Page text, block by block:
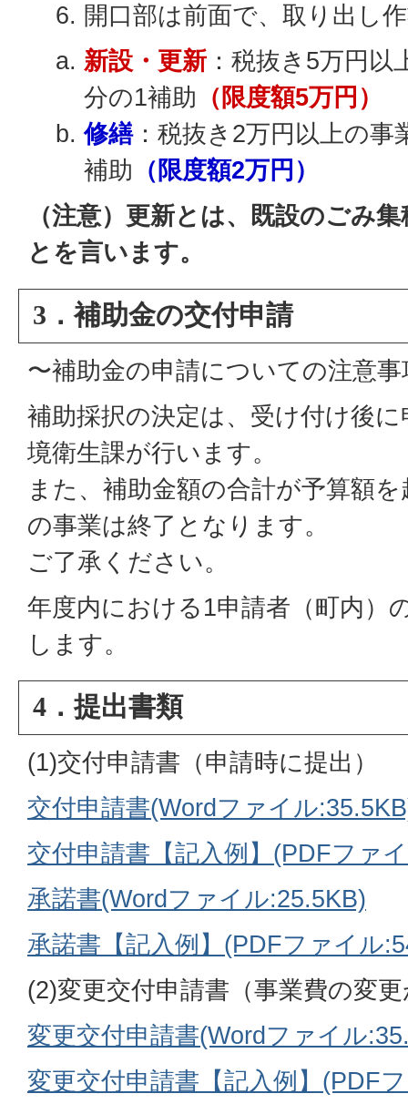
開口部は前面で、取り出し
新設・更新 ：税抜き5万円
分の1補助 （限度額5万円）
修繕：税抜き2万円以上の事
補助 （限度額2万円）
（注意）更新とは、既設のごみ
とを言います。
3．補助金の交付申請
〜補助金の申請についての注意事
補助採択の決定は、受け付け後
境衛生課が行います。
また、補助金額の合計が予算額
の事業は終了となります。
ご了承ください。
年度内における1申請者（町内）
します。
4．提出書類
(1)交付申請書（申請時に提出）
交付申請書(Wordファイル
交付申請書【記入例】(PDFファ
承諾書(Wordファイル:25.5KB)
承諾書【記入例】(PDFファイル
(2)変更交付申請書（事業費の変
変更交付申請書(Wordファイル
変更交付申請書【記入例】(PDF